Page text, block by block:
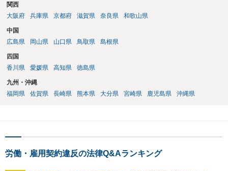
関西
大阪府
兵庫県 京都府 滋賀県 奈良県 和歌山県
中国
広島県
岡山県 山口県 鳥取県 島根県
四国
香川県
愛媛県 高知県 徳島県
九州・沖縄
福岡県
佐賀県 長崎県 熊本県 大分県 宮崎県 鹿児島県 沖縄県
労働・雇用契約違反の法律Q&Aランキング